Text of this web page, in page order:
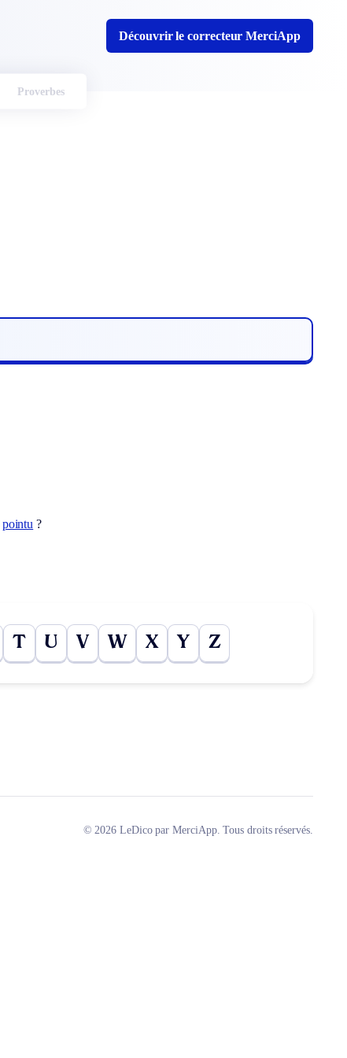
Découvrir le correcteur MerciApp
Proverbes
pointu ?
T U V W X Y Z
© 2026 LeDico par MerciApp. Tous droits réservés.